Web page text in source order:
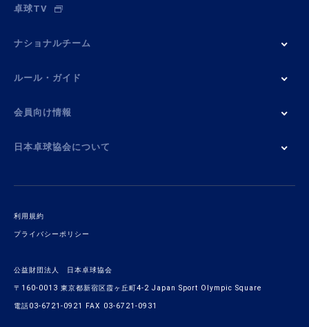
卓球TV
ナショナルチーム
ルール・ガイド
会員向け情報
日本卓球協会について
利用規約
プライバシーポリシー
公益財団法人 日本卓球協会
〒160-0013 東京都新宿区霞ヶ丘町4-2 Japan Sport Olympic Square
電話03-6721-0921 FAX 03-6721-0931